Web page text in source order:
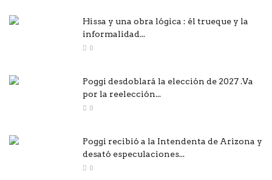
Hissa y una obra lógica : él trueque y la
informalidad...
0
Poggi desdoblará la elección de 2027 .Va
por la reelección...
0
Poggi recibió a la Intendenta de Arizona y
desató especulaciones...
0